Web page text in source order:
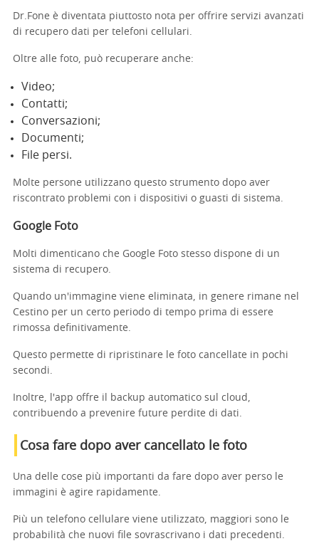
Dr.Fone è diventata piuttosto nota per offrire servizi avanzati
di recupero dati per telefoni cellulari.
Oltre alle foto, può recuperare anche:
Video;
Contatti;
Conversazioni;
Documenti;
File persi.
Molte persone utilizzano questo strumento dopo aver
riscontrato problemi con i dispositivi o guasti di sistema.
Google Foto
Molti dimenticano che Google Foto stesso dispone di un
sistema di recupero.
Quando un'immagine viene eliminata, in genere rimane nel
Cestino per un certo periodo di tempo prima di essere
rimossa definitivamente.
Questo permette di ripristinare le foto cancellate in pochi
secondi.
Inoltre, l'app offre il backup automatico sul cloud,
contribuendo a prevenire future perdite di dati.
Cosa fare dopo aver cancellato le foto
Una delle cose più importanti da fare dopo aver perso le
immagini è agire rapidamente.
Più un telefono cellulare viene utilizzato, maggiori sono le
probabilità che nuovi file sovrascrivano i dati precedenti.